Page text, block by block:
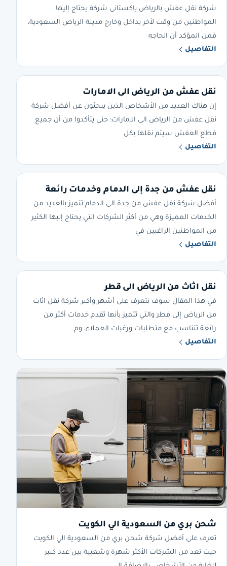
شركة نقل عفش بالرياض باكستانى شركة يحتاج إليها
المواطنين من وقت لأخر بداخل وخارج مدينة الرياض السعودية،
فمن المؤكد أن الحاجه
التفاصيل
نقل عفش من الرياض الى الامارات
إن هناك العديد من الأشخاص الذين يبحثون عن أفضل شركة
نقل عفش من الرياض الى الامارات؛ حنى يتأكدوا من أن جميع
قطع العفش سيتم نقلها بكل
التفاصيل
نقل عفش من جدة إلى الدمام وخدمات رائعة
أفضل شركة نقل عفش من جدة الى الدمام تتميز بالعديد من
الخدمات المميزة وهي من أكثر الشركات التي يحتاج إليها الكثير
من المواطنين الراغبين في
التفاصيل
نقل اثاث من الرياض الى قطر
في هذا المقال سوف نتعرف على أشهر وأكبر شركة نقل اثاث
من الرياض إلى قطر والتي تتميز بأنها تقدم خدمات أكثر من
رائعة تتناسب مع متطلبات ورغبات العملاء، وم…
التفاصيل
شحن بري من السعودية الي الكويت
تعرف على أفضل شركة شحن بري من السعودية الي الكويت
حيث تعد من الشركات الأكثر شهرة وشعبية بين عدد كبير